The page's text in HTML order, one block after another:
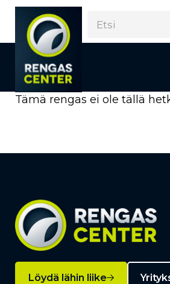
Tämä rengas ei ole tällä
Löydä lähin liike